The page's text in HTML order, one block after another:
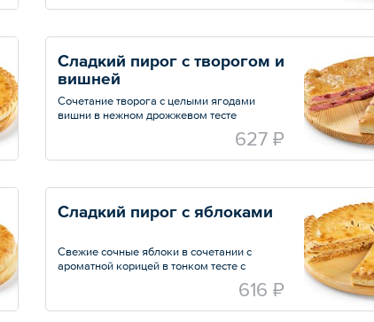
Сладкий пирог с творогом и
вишней
Сочетание творога с целыми ягодами
вишни в нежном дрожжевом тесте
627 ₽
Сладкий пирог с яблоками
Свежие сочные яблоки в сочетании с
ароматной корицей в тонком тесте с
616 ₽